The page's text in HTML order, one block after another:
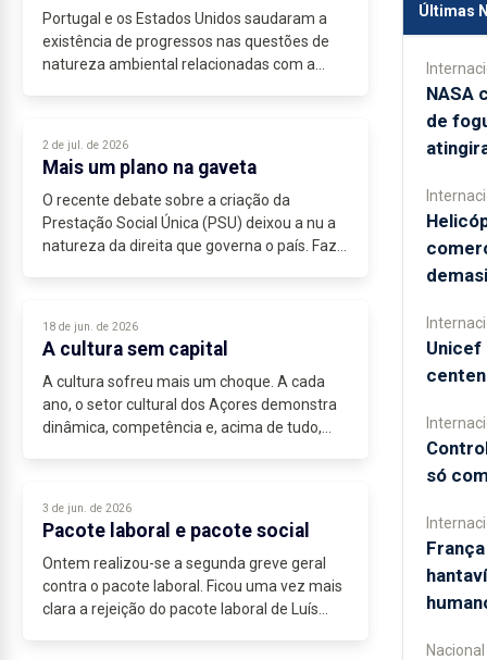
Portugal e os Estados Unidos saudaram a
existência de progressos nas questões de
natureza ambiental relacionadas com a
2 de jul. de 2026
Mais um plano na gaveta
O recente debate sobre a criação da
Prestação Social Única (PSU) deixou a nu a
natureza da direita que governa o país. Faz
18 de jun. de 2026
A cultura sem capital
A cultura sofreu mais um choque. A cada
ano, o setor cultural dos Açores demonstra
dinâmica, competência e, acima de tudo,
3 de jun. de 2026
Pacote laboral e pacote social
Ontem realizou-se a segunda greve geral
contra o pacote laboral. Ficou uma vez mais
clara a rejeição do pacote laboral de Luís
Últimas
NASA
de
Unicef
só
Nacional